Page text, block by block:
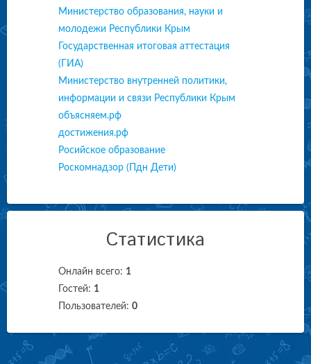
Министерство образования, науки и
молодежи Республики Крым
Государственная итоговая аттестация
(ГИА)
Министерство внутренней политики,
информации и связи Республики Крым
объясняем.рф
достижения.рф
Росийское образование
Роскомнадзор (Пдн Дети)
Статистика
Онлайн всего: 1
Гостей: 1
Пользователей: 0